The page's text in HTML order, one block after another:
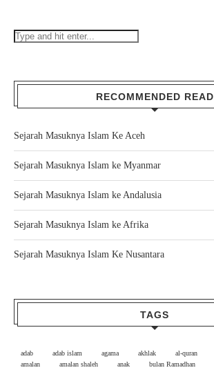
RECOMMENDED READ
Sejarah Masuknya Islam Ke Aceh
Sejarah Masuknya Islam ke Myanmar
Sejarah Masuknya Islam ke Andalusia
Sejarah Masuknya Islam ke Afrika
Sejarah Masuknya Islam Ke Nusantara
TAGS
adab adab islam agama akhlak al-quran
amalan
amalan shaleh anak bulan Ramadhan